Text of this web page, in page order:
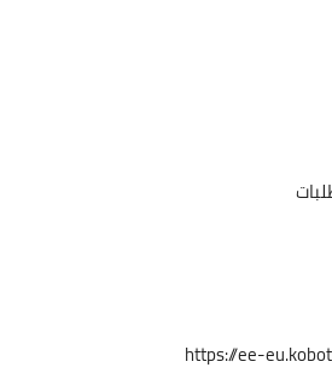
https://ee-